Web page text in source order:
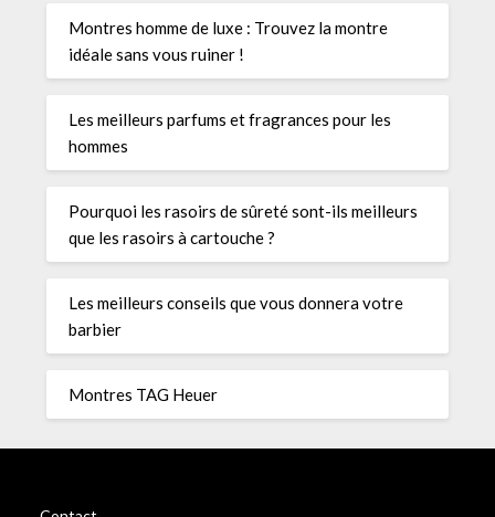
Montres homme de luxe : Trouvez la montre
idéale sans vous ruiner !
Les meilleurs parfums et fragrances pour les
hommes
Pourquoi les rasoirs de sûreté sont-ils meilleurs
que les rasoirs à cartouche ?
Les meilleurs conseils que vous donnera votre
barbier
Montres TAG Heuer